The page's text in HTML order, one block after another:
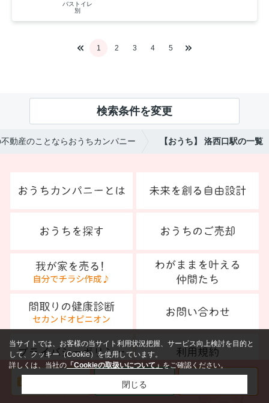
バストイレ
別
1 2 3 4 5
検索条件を変更
動産のことならおうちカンパニー 【おうち】 洛西口駅の一覧
当サイトでは、お客様の当サイト利用状況把握、サービス向上検討を目的と
して、クッキー（Cookie）を使用しています。
詳しくは、当社の 「Cookieの取扱いについて」をご確認ください。
閉じる